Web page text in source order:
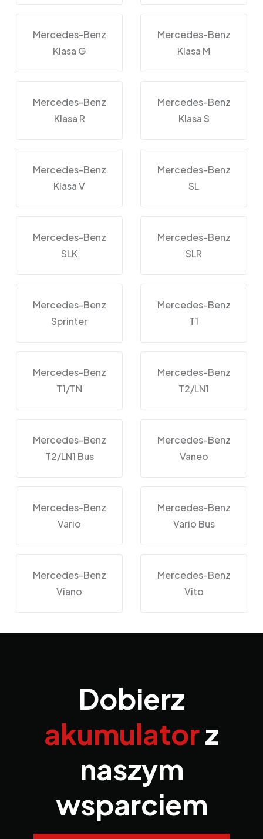
Mercedes-Benz
Klasa G
Mercedes-Benz
Klasa M
Mercedes-Benz
Klasa R
Mercedes-Benz
Klasa S
Mercedes-Benz
Klasa V
Mercedes-Benz
SL
Mercedes-Benz
SLK
Mercedes-Benz
SLR
Mercedes-Benz
Sprinter
Mercedes-Benz
T1
Mercedes-Benz
T1/TN
Mercedes-Benz
T2/LN1
Mercedes-Benz
T2/LN1 Bus
Mercedes-Benz
Vaneo
Mercedes-Benz
Vario
Mercedes-Benz
Vario Bus
Mercedes-Benz
Viano
Mercedes-Benz
Vito
Dobierz
akumulatorz
naszym
wsparciem